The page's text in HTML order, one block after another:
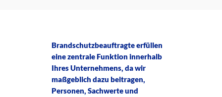
Brandschutzbeauftragte erfüllen
eine zentrale Funktion innerhalb
Ihres Unternehmens, da wir
maßgeblich dazu beitragen,
Personen, Sachwerte und